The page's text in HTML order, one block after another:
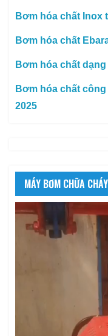
Bơm hóa chất Inox
Bơm hóa chất
Bơm hóa chất
Bơm hóa chất
2025
MÁY BƠM CHỮA CHÁY
Trình
chơi